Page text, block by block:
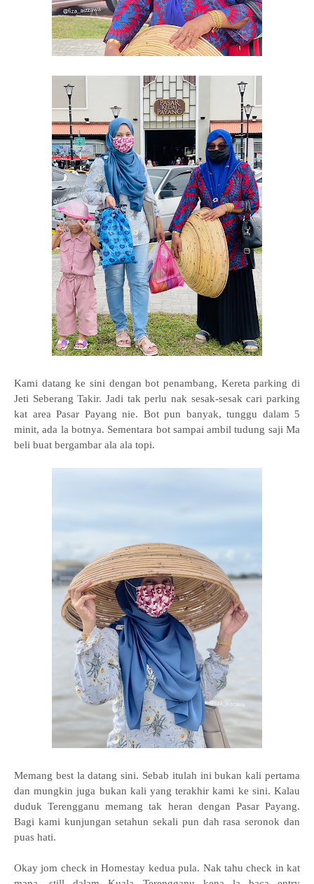
Kami datang ke sini dengan bot penambang, Kereta parking di
Jeti Seberang Takir. Jadi tak perlu nak sesak-sesak cari parking
kat area Pasar Payang nie. Bot pun banyak, tunggu dalam 5
minit, ada la botnya. Sementara bot sampai ambil tudung saji Ma
beli buat bergambar ala ala topi.
Memang best la datang sini. Sebab itulah ini bukan kali pertama
dan mungkin juga bukan kali yang terakhir kami ke sini. Kalau
duduk Terengganu memang tak heran dengan Pasar Payang.
Bagi kami kunjungan setahun sekali pun dah rasa seronok dan
puas hati.
Okay jom check in Homestay kedua pula. Nak tahu check in kat